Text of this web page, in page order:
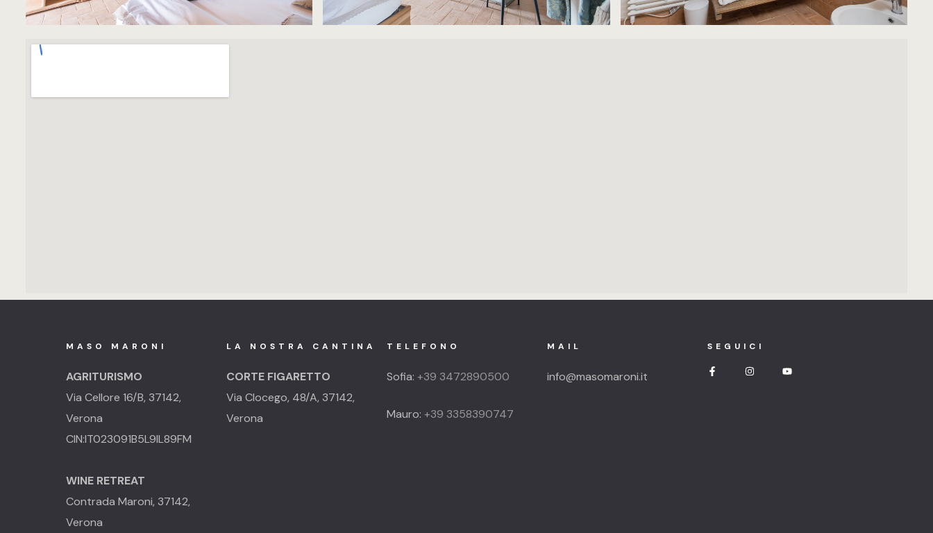
MASO MARONI
AGRITURISMO
Via Cellore 16/B, 37142,
Verona
CIN:IT023091B5L9IL89FM
WINE RETREAT
Contrada Maroni, 37142,
Verona
LA NOSTRA CANTINA
CORTE FIGARETTO
Via Clocego, 48/A, 37142,
Verona
TELEFONO
Sofia: +39 3472890500
Mauro: +39 3358390747
MAIL
info@masomaroni.it
SEGUICI